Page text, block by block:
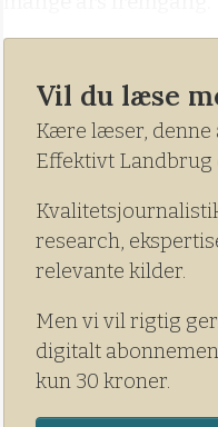
Vil du læse
Kære læser, denne
Effektivt Landbrug
research,
relevante kilder.
Men vi vil rigtig
digitalt
kun 30 kroner.